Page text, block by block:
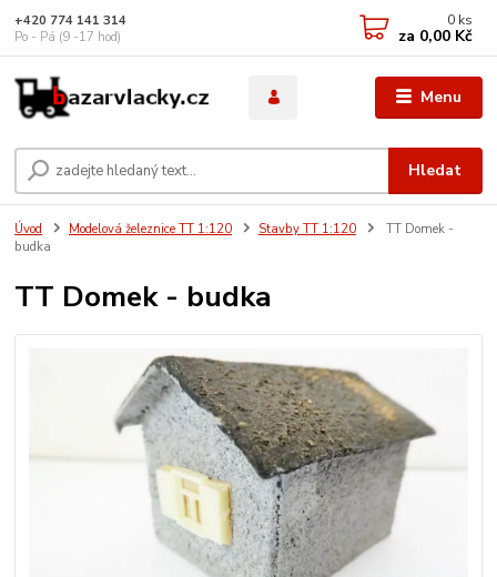
Menu
Hledat
+420 774 141 314
Po - Pá (9 -17 hod)
0 ks
za 0,00 Kč
Úvod Modelová železnice TT 1:120 Stavby TT 1:120
TT Domek -
budka
TT Domek - budka